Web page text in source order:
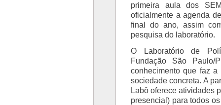
primeira aula dos
oficialmente a agenda
final do ano, assim
pesquisa do laboratório.
O Laboratório de
Fundação São
conhecimento que faz
sociedade concreta. A
Labô oferece atividades
presencial) para todos